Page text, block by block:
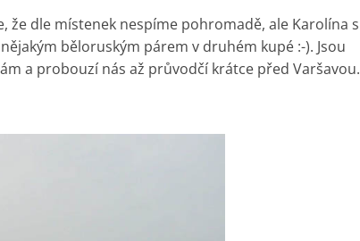
že dle místenek nespíme pohromadě, ale Karolína s
běloruským párem v druhém kupé :-). Jsou
a probouzí nás až průvodčí krátce před Varšavou.